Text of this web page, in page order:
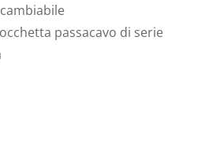
passacavo di serie